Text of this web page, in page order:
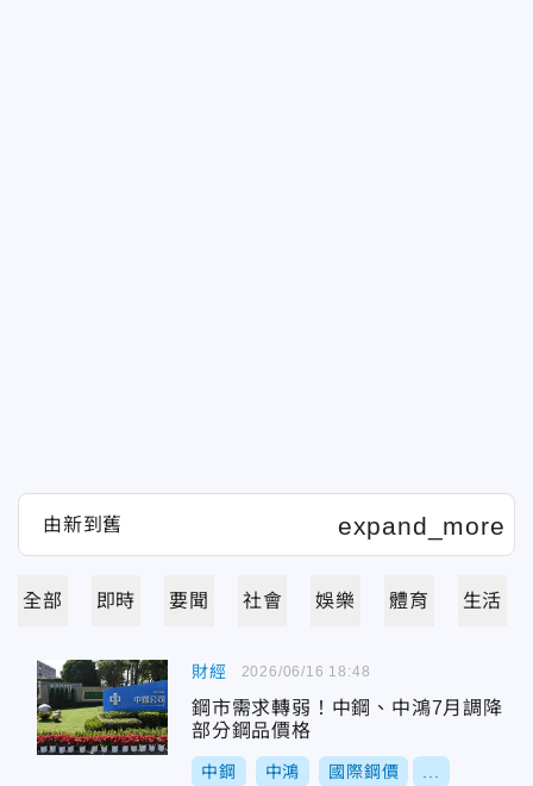
全部 即時 要聞 社會 娛樂 體育 生活
財經
鋼市需求轉弱！中鋼、中鴻7月調降
部分鋼品價格
中鋼 中鴻 國際鋼價
2026/06/16 18:48